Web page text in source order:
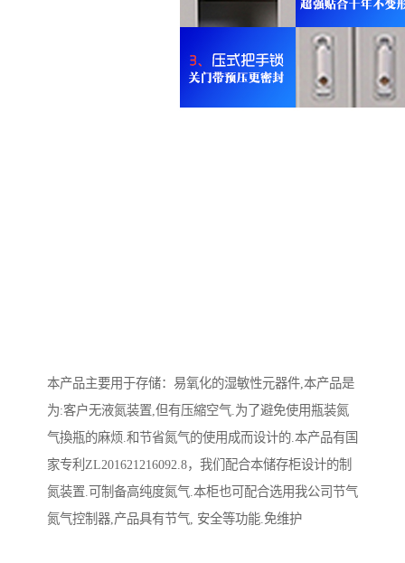
本产品主要用于存储：易氧化的湿敏性元器件,本产品是
为:客户无液氮装置,但有压縮空气.为了避免使用瓶装氮
气換瓶的麻烦.和节省氮气的使用成而设计的.本产品有国
家专利ZL201621216092.8，我们配合本储存柜设计的制
氮装置.可制备高纯度氮气.本柜也可配合选用我公司节气
氮气控制器,产品具有节气, 安全等功能.免维护